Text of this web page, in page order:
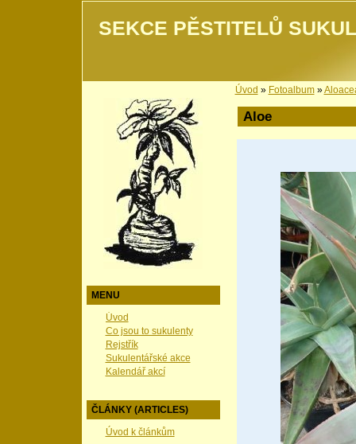
SEKCE PĚSTITELŮ
MENU
Úvod
Co jsou to sukulenty
Rejstřík
Sukulentářské akce
Kalendář akcí
ČLÁNKY (ARTICLES)
Úvod k článkům
Úvod » Fotoalbum»
Aloe